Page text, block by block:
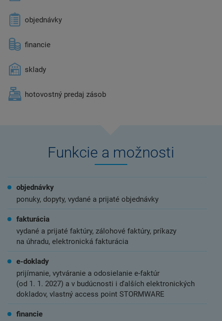
objednávky
financie
sklady
hotovostný predaj zásob
Funkcie a možnosti
objednávky
ponuky, dopyty, vydané a prijaté objednávky
fakturácia
vydané a prijaté faktúry, zálohové faktúry, príkazy
na úhradu, elektronická fakturácia
e-doklady
prijímanie, vytváranie a odosielanie e-faktúr
(od 1. 1. 2027) a v budúcnosti i ďalších elektronických
dokladov, vlastný access point STORMWARE
financie